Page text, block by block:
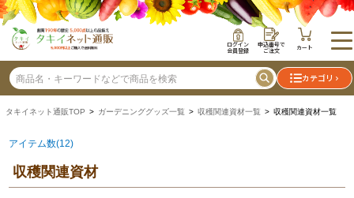
ログイン
会員登録
申込番号で
ご注文 カート
カテゴリ
タキイネット通販TOP > ガーデニンググッズ一覧 > 収穫関連資材一覧 > 収穫関連資材一覧
アイテム数(12)
収穫関連資材